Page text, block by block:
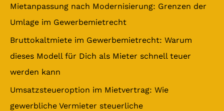
Mietanpassung nach Modernisierung: Grenzen der
Umlage im Gewerbemietrecht
Bruttokaltmiete im Gewerbemietrecht: Warum
dieses Modell für Dich als Mieter schnell teuer
werden kann
Umsatzsteueroption im Mietvertrag: Wie
gewerbliche Vermieter steuerliche